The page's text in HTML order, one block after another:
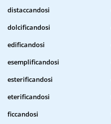
distaccandosi
dolcificandosi
edificandosi
esemplificandosi
esterificandosi
eterificandosi
ficcandosi